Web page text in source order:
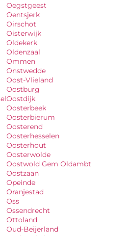
Oegstgeest
Oentsjerk
Oirschot
Oisterwijk
Oldekerk
Oldenzaal
Ommen
Onstwedde
Oost-Vlieland
Oostburg
Oostdijk
Oosterbeek
Oosterbierum
Oosterend
Oosterhesselen
Oosterhout
Oosterwolde
Oostwold Gem Oldambt
Oostzaan
Opeinde
Oranjestad
Oss
Ossendrecht
Ottoland
Oud-Beijerland